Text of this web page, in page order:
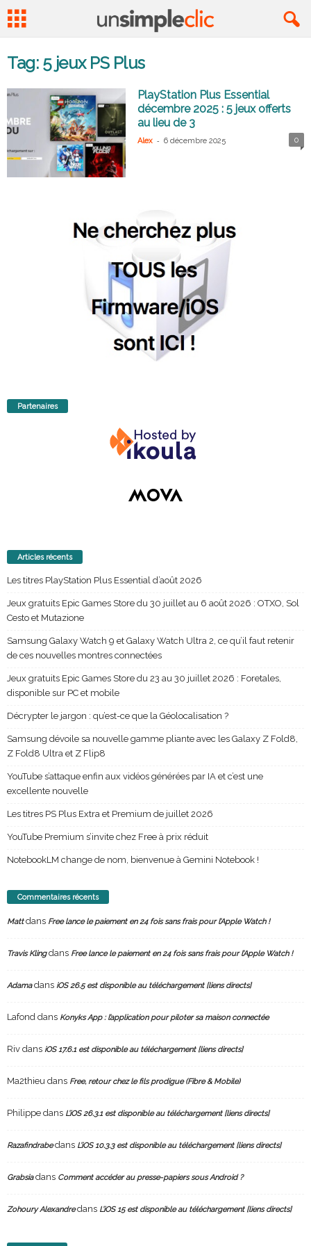
Tag: 5 jeux PS Plus
PlayStation Plus Essential
décembre 2025 : 5 jeux offerts
au lieu de 3
Alex - 6 décembre 2025 0
Partenaires
Articles récents
Les titres PlayStation Plus Essential d’août 2026
Jeux gratuits Epic Games Store du 30 juillet au 6 août 2026 : OTXO, Sol
Cesto et Mutazione
Samsung Galaxy Watch 9 et Galaxy Watch Ultra 2, ce qu’il faut retenir
de ces nouvelles montres connectées
Jeux gratuits Epic Games Store du 23 au 30 juillet 2026 : Foretales,
disponible sur PC et mobile
Décrypter le jargon : qu’est-ce que la Géolocalisation ?
Samsung dévoile sa nouvelle gamme pliante avec les Galaxy Z Fold8,
Z Fold8 Ultra et Z Flip8
YouTube s’attaque enfin aux vidéos générées par IA et c’est une
excellente nouvelle
Les titres PS Plus Extra et Premium de juillet 2026
YouTube Premium s’invite chez Free à prix réduit
NotebookLM change de nom, bienvenue à Gemini Notebook !
Commentaires récents
Mattdans Free lance le paiement en 24 fois sans frais pour l’Apple Watch !
Travis Klingdans Free lance le paiement en 24 fois sans frais pour l’Apple Watch !
Adamadans iOS 26.5 est disponible au téléchargement [liens directs]
Lafond dans Konyks App : l’application pour piloter sa maison connectée
Riv dans iOS 17.6.1 est disponible au téléchargement [liens directs]
Ma2thieu dans Free, retour chez le fils prodigue (Fibre & Mobile)
Philippe dans L’iOS 26.3.1 est disponible au téléchargement [liens directs]
Razafindrabedans L’iOS 10.3.3 est disponible au téléchargement [liens directs]
Grabsiadans Comment accéder au presse-papiers sous Android ?
Zohoury Alexandredans L’iOS 15 est disponible au téléchargement [liens directs]